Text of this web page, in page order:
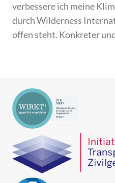
verbessere ich meine
durch Wilderness
offen steht. Konkreter